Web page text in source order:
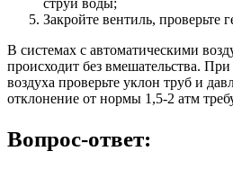
Закройте вентиль, проверьте
В системах с автоматическими
происходит без вмешательства.
воздуха проверьте уклон труб и
отклонение от нормы 1,5-2 атм
Вопрос-ответ: